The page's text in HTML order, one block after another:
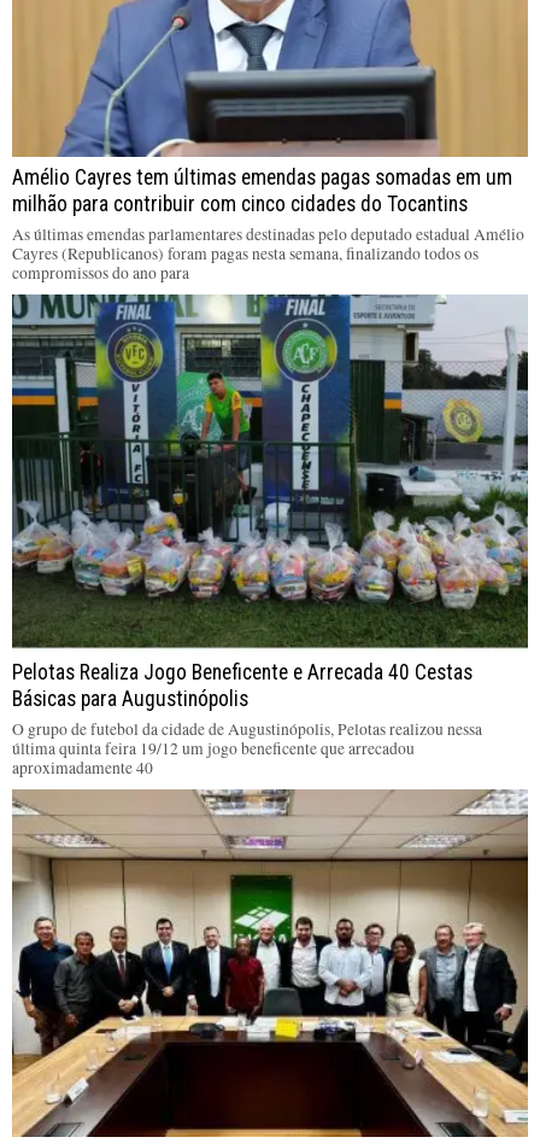
Amélio Cayres tem últimas emendas pagas somadas em um
milhão para contribuir com cinco cidades do Tocantins
As últimas emendas parlamentares destinadas pelo deputado estadual Amélio
Cayres (Republicanos) foram pagas nesta semana, finalizando todos os
compromissos do ano para
Pelotas Realiza Jogo Beneficente e Arrecada 40 Cestas
Básicas para Augustinópolis
O grupo de futebol da cidade de Augustinópolis, Pelotas realizou nessa
última quinta feira 19/12 um jogo beneficente que arrecadou
aproximadamente 40